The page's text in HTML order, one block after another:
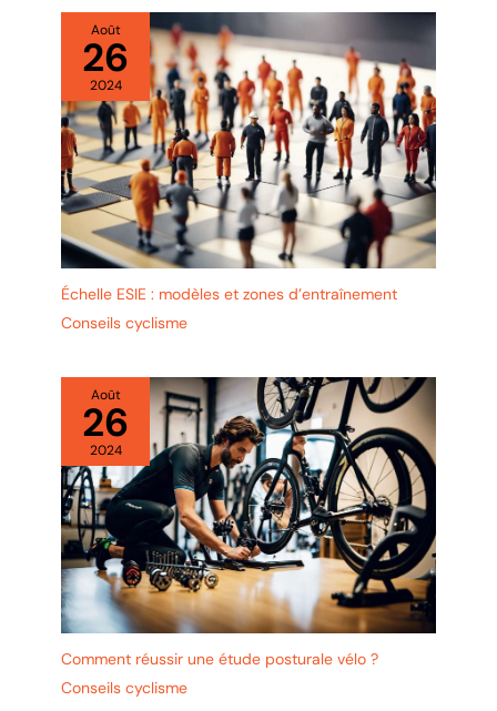
Août
26
2024
Échelle ESIE : modèles et zones d’entraînement
Conseils cyclisme
Août
26
2024
Comment réussir une étude posturale vélo ?
Conseils cyclisme